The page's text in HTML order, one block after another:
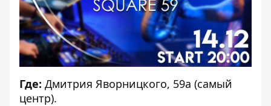
Где: Дмитрия Яворницкого, 59а (самый
центр).